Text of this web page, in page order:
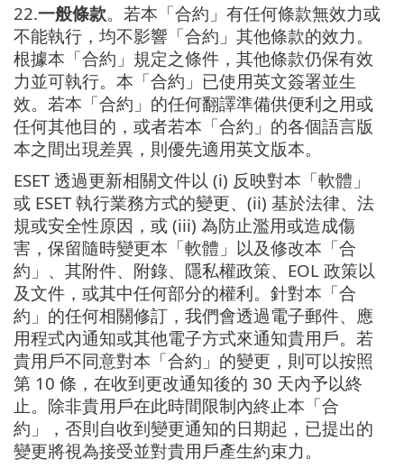
22.一般條款。若本「合約」有任何條款無效力或
不能執行，均不影響「合約」其他條款的效力。
根據本「合約」規定之條件，其他條款仍保有效
力並可執行。本「合約」已使用英文簽署並生
效。若本「合約」的任何翻譯準備供便利之用或
任何其他目的，或者若本「合約」的各個語言版
本之間出現差異，則優先適用英文版本。
ESET 透過更新相關文件以 (i) 反映對本「軟體」
或 ESET 執行業務方式的變更、(ii) 基於法律、法
規或安全性原因，或 (iii) 為防止濫用或造成傷
害，保留隨時變更本「軟體」以及修改本「合
約」、其附件、附錄、隱私權政策、EOL 政策以
及文件，或其中任何部分的權利。針對本「合
約」的任何相關修訂，我們會透過電子郵件、應
用程式內通知或其他電子方式來通知貴用戶。若
貴用戶不同意對本「合約」的變更，則可以按照
第 10 條，在收到更改通知後的 30 天內予以終
止。除非貴用戶在此時間限制內終止本「合
約」，否則自收到變更通知的日期起，已提出的
變更將視為接受並對貴用戶產生約束力。